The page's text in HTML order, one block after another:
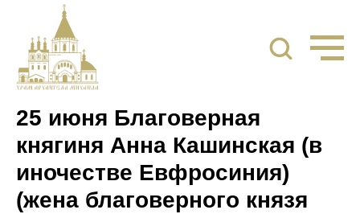
25 июня Благоверная
княгиня Анна Кашинская (в
иночестве Евфросиния)
(жена благоверного князя